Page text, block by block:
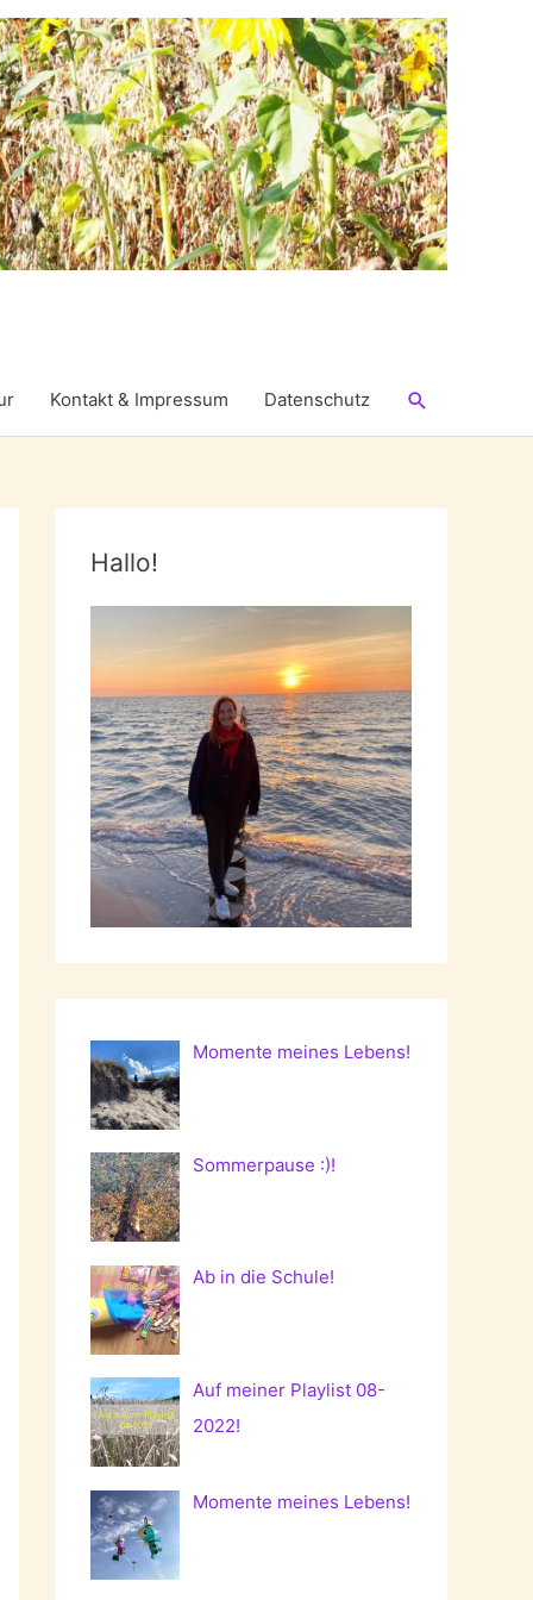
Kontakt & Impressum Datenschutz Suchen
Hallo!
Momente meines Lebens!
Sommerpause :)!
Ab in die Schule!
Auf meiner Playlist 08-
2022!
Momente meines Lebens!